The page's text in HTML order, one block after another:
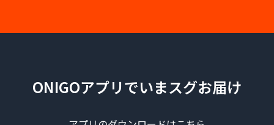
ONIGOアプリでいまスグお届け